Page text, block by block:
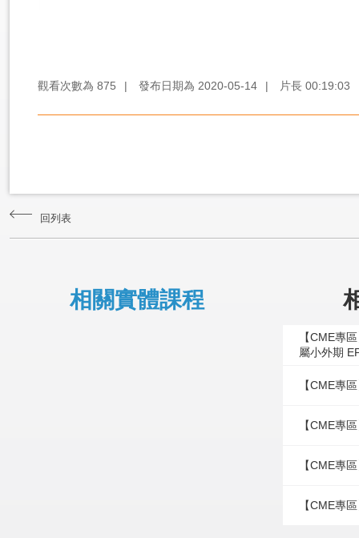
觀看次數為 875 | 發布日期為 2020-05-14 | 片長 00:19:03
回列表
相關實體課程
【CME專
屬小外期
【CME專
【CME專
【CME專
【CME專